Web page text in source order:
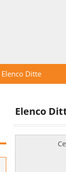
Ditte
Elenco